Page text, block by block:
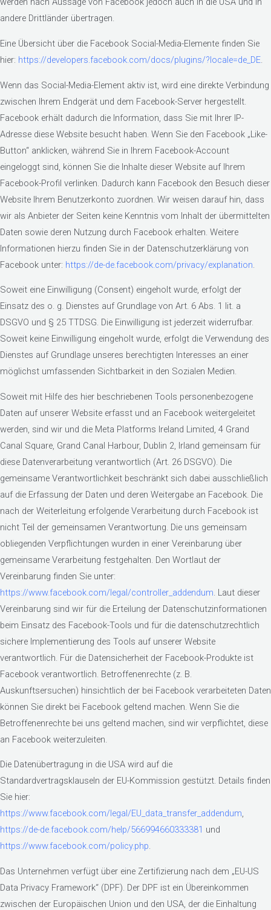
andere Drittländer übertragen.
Eine Übersicht über die Facebook Social-Media-Elemente finden Sie
hier: https://developers.facebook.com/docs/plugins/?locale=de_DE.
Wenn das Social-Media-Element aktiv ist, wird eine direkte Verbindung
zwischen Ihrem Endgerät und dem Facebook-Server hergestellt.
Facebook erhält dadurch die Information, dass Sie mit Ihrer IP-
Adresse diese Website besucht haben. Wenn Sie den Facebook „Like-
Button“ anklicken, während Sie in Ihrem Facebook-Account
eingeloggt sind, können Sie die Inhalte dieser Website auf Ihrem
Facebook-Profil verlinken. Dadurch kann Facebook den Besuch dieser
Website Ihrem Benutzerkonto zuordnen. Wir weisen darauf hin, dass
wir als Anbieter der Seiten keine Kenntnis vom Inhalt der übermittelten
Daten sowie deren Nutzung durch Facebook erhalten. Weitere
Informationen hierzu finden Sie in der Datenschutzerklärung von
Facebook unter: https://de-de.facebook.com/privacy/explanation
Soweit eine Einwilligung (Consent) eingeholt wurde, erfolgt der
Einsatz des o. g. Dienstes auf Grundlage von Art. 6 Abs. 1 lit. a
DSGVO und § 25 TTDSG. Die Einwilligung ist jederzeit widerrufbar.
Soweit keine Einwilligung eingeholt wurde, erfolgt die Verwendung des
Dienstes auf Grundlage unseres berechtigten Interesses an einer
möglichst umfassenden Sichtbarkeit in den Sozialen Medien.
Soweit mit Hilfe des hier beschriebenen Tools personenbezogene
Daten auf unserer Website erfasst und an Facebook weitergeleitet
werden, sind wir und die Meta Platforms Ireland Limited, 4 Grand
Canal Square, Grand Canal Harbour, Dublin 2, Irland gemeinsam für
diese Datenverarbeitung verantwortlich (Art. 26 DSGVO). Die
gemeinsame Verantwortlichkeit beschränkt sich dabei ausschließlich
auf die Erfassung der Daten und deren Weitergabe an Facebook. Die
nach der Weiterleitung erfolgende Verarbeitung durch Facebook ist
nicht Teil der gemeinsamen Verantwortung. Die uns gemeinsam
obliegenden Verpflichtungen wurden in einer Vereinbarung über
gemeinsame Verarbeitung festgehalten. Den Wortlaut der
Vereinbarung finden Sie unter:
https://www.facebook.com/legal/controller_addendum. Laut dieser
Vereinbarung sind wir für die Erteilung der Datenschutzinformationen
beim Einsatz des Facebook-Tools und für die datenschutzrechtlich
sichere Implementierung des Tools auf unserer Website
verantwortlich. Für die Datensicherheit der Facebook-Produkte ist
Facebook verantwortlich. Betroffenenrechte (z. B.
Auskunftsersuchen) hinsichtlich der bei Facebook verarbeiteten Daten
können Sie direkt bei Facebook geltend machen. Wenn Sie die
Betroffenenrechte bei uns geltend machen, sind wir verpflichtet, diese
an Facebook weiterzuleiten.
Die Datenübertragung in die USA wird auf die
Standardvertragsklauseln der EU-Kommission gestützt. Details finden
Sie hier:
https://www.facebook.com/legal/EU_data_transfer_addendum,
https://de-de.facebook.com/help/566994660333381 und
https://www.facebook.com/policy.php.
Das Unternehmen verfügt über eine Zertifizierung nach dem „EU-US
Data Privacy Framework“ (DPF). Der DPF ist ein Übereinkommen
zwischen der Europäischen Union und den USA, der die Einhaltung